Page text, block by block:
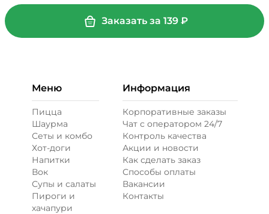
Заказать за 139₽
Меню
Пицца
Шаурма
Сеты и комбо
Хот-доги
Напитки
Вок
Супы и салаты
Пироги и
хачапури
Информация
Корпоративные заказы
Чат с оператором 24/7
Контроль качества
Акции и новости
Как сделать заказ
Способы оплаты
Вакансии
Контакты